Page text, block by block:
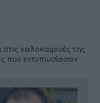
καλοκαιρινές της
που εντυπωσίασαν